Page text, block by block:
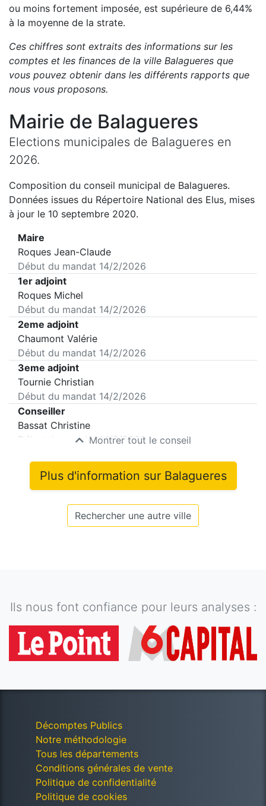
ou moins fortement imposée, est supérieure de 6,44%
à la moyenne de la strate.
Ces chiffres sont extraits des informations sur les
comptes et les finances de la ville Balagueres que
vous pouvez obtenir dans les différents rapports que
nous vous proposons.
Mairie de Balagueres
Elections municipales de Balagueres en
2026.
Composition du conseil municipal de Balagueres.
Données issues du Répertoire National des Elus, mises
à jour le 10 septembre 2020.
Maire
Roques Jean-Claude
Début du mandat 14/2/2026
1er adjoint
Roques Michel
Début du mandat 14/2/2026
2eme adjoint
Chaumont Valérie
Début du mandat 14/2/2026
3eme adjoint
Tournie Christian
Début du mandat 14/2/2026
Conseiller
Bassat Christine
Début du mandat14/2/2026
Montrer tout le conseil
Plus d'information sur Balagueres
Rechercher une autre ville
Ils nous font confiance pour leurs analyses :
Décomptes Publics
Notre méthodologie
Tous les départements
Conditions générales de vente
Politique de confidentialité
Politique de cookies